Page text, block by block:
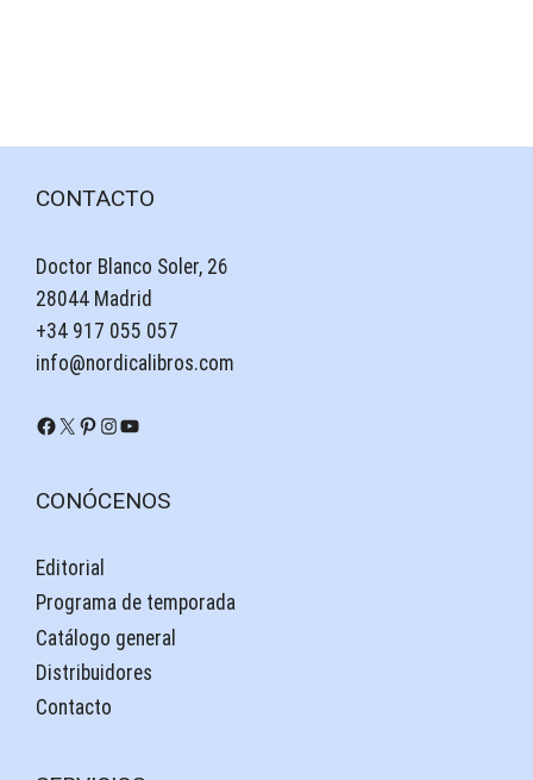
CONTACTO
Doctor Blanco Soler, 26
28044 Madrid
+34 917 055 057
info@nordicalibros.com
Facebook
X Pinterest
Instagram
YouTube
CONÓCENOS
Editorial
Programa de temporada
Catálogo general
Distribuidores
Contacto